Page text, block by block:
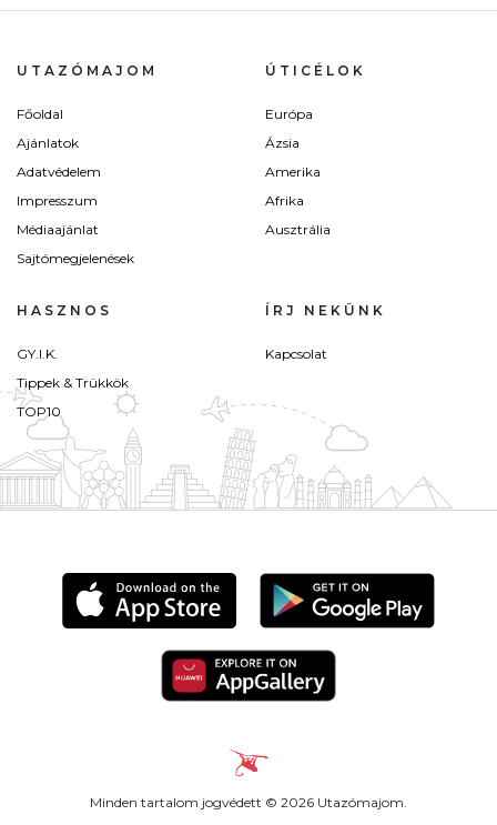
UTAZÓMAJOM
Főoldal
Ajánlatok
Adatvédelem
Impresszum
Médiaajánlat
Sajtómegjelenések
ÚTICÉLOK
Európa
Ázsia
Amerika
Afrika
Ausztrália
HASZNOS
GY.I.K.
Tippek & Trükkök
TOP10
ÍRJ NEKÜNK
Kapcsolat
Minden tartalom jogvédett © 2026 Utazómajom.